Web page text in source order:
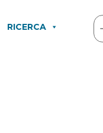
RICERCA